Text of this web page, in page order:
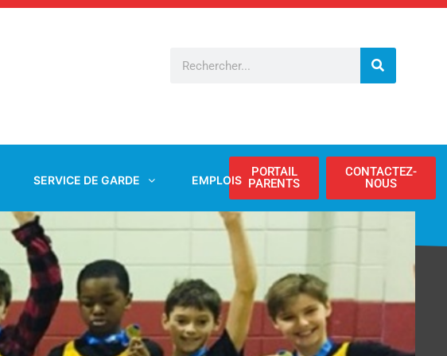
SERVICE DE GARDE EMPLOIS
PORTAIL
PARENTS
CONTACTEZ-
NOUS